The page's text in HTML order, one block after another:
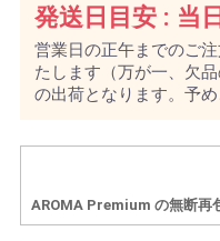
発送日目安 : 当
営業日の正午までのご
たします（万が一、欠
の出荷となります。予め
AROMA Premium の無断再